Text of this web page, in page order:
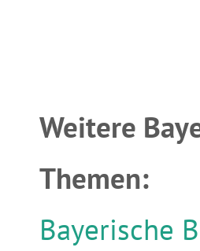
Weitere
Themen:
Bayerische